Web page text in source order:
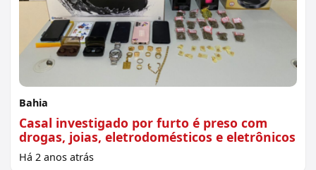
Bahia
Casal investigado por furto é preso com
drogas, joias, eletrodomésticos e eletrônicos
Há 2 anos atrás